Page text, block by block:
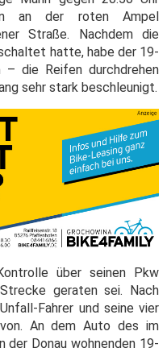
an der roten Ampel
Straße. Nachdem die
hatte, habe der 19-
– die Reifen durchdrehen
sehr stark beschleunigt.
über seinen Pkw
geraten sei. Nach
Fahrer und seine vier
An dem Auto des im
der Donau wohnenden 19-